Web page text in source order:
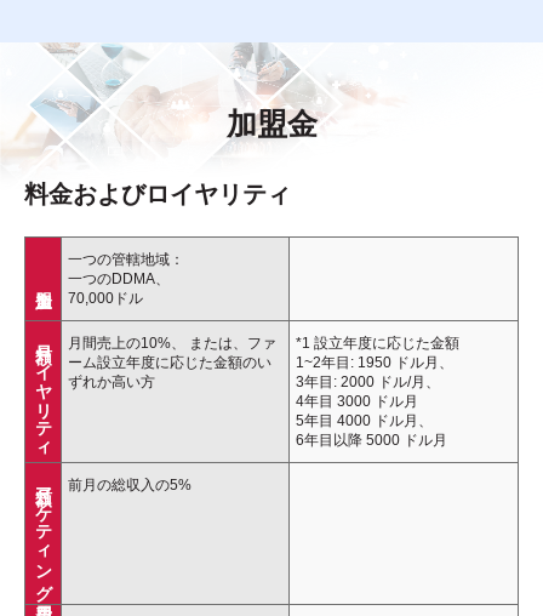
加盟金
料金およびロイヤリティ
一つの管轄地域：
一つのDDMA、
70,000ドル
月額ロイヤリティ
月間売上の10%、 または、ファ
ーム設立年度に応じた金額のい
ずれか高い方
*1 設立年度に応じた金額
1~2年目: 1950 ドル月、
3年目: 2000 ドル/月、
4年目 3000 ドル月
5年目 4000 ドル月、
6年目以降 5000 ドル月
月額マーケティング費用 前月の総収入の5%